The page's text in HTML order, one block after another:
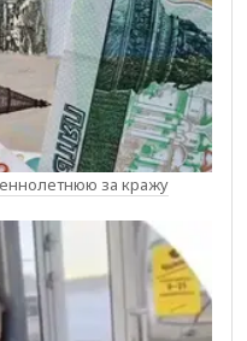
за кражу